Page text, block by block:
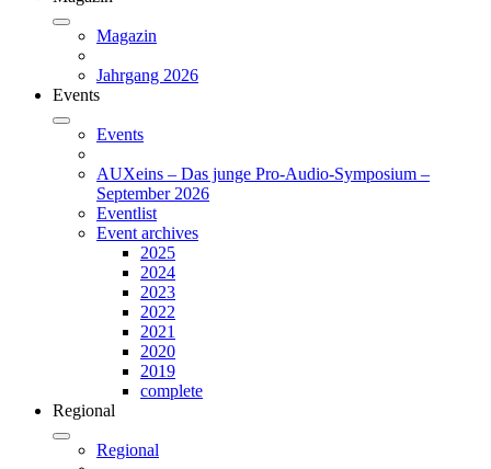
Magazin
Jahrgang 2026
Events
Events
AUXeins – Das junge Pro-Audio-Symposium –
September 2026
Eventlist
Event archives
2025
2024
2023
2022
2021
2020
2019
complete
Regional
Regional